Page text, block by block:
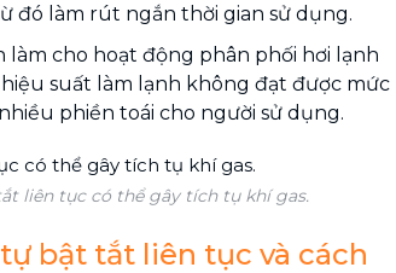
đó làm rút ngắn thời gian sử dụng.
làm cho hoạt động phân phối hơi lạnh
suất làm lạnh không đạt được mức
phiền toái cho người sử dụng.
liên tục có thể gây tích tụ khí gas.
bật tắt liên tục và cách